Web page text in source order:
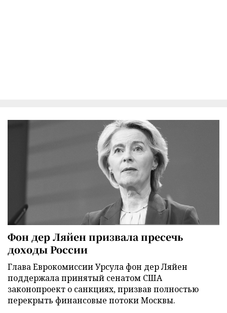
Фон дер Ляйен призвала пресечь
доходы России
Глава Еврокомиссии Урсула фон дер Ляйен
поддержала принятый сенатом США
законопроект о санкциях, призвав полностью
перекрыть финансовые потоки Москвы.